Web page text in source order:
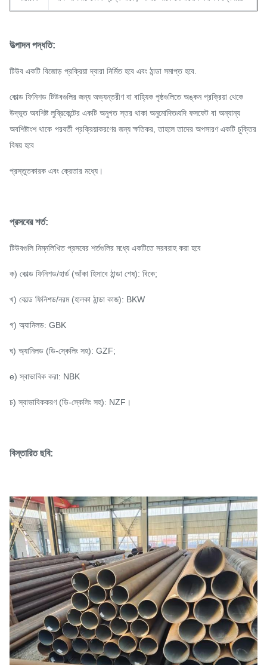
উত্পাদন পদ্ধতি:
টিউব একটি বিজোড় প্রক্রিয়া দ্বারা নির্মিত হবে এবং ঠান্ডা সমাপ্ত হবে.
কোল্ড ফিনিশড টিউবগুলির জন্য অভ্যন্তরীণ বা বাহ্যিক পৃষ্ঠগুলিতে অঙ্কন প্রক্রিয়া থেকে
উদ্ভূত অবশিষ্ট লুব্রিকেন্টের একটি অনুগত স্তর থাকা অনুমোদিত৷যদি ফসফেট বা অন্যান্য
অবশিষ্টাংশ থাকে পরবর্তী প্রক্রিয়াকরণের জন্য ক্ষতিকর, তাহলে তাদের অপসারণ একটি চুক্তির
বিষয় হবে
প্রস্তুতকারক এবং ক্রেতার মধ্যে।
প্রসবের শর্ত:
টিউবগুলি নিম্নলিখিত প্রসবের শর্তগুলির মধ্যে একটিতে সরবরাহ করা হবে
ক) কোল্ড ফিনিশড/হার্ড (আঁকা হিসাবে ঠান্ডা শেষ): বিকে;
খ) কোল্ড ফিনিশড/নরম (হালকা ঠান্ডা কাজ): BKW
গ) অ্যানিলড: GBK
ঘ) অ্যানিলড (ডি-স্কেলিং সহ): GZF;
e) স্বাভাবিক করা: NBK
চ) স্বাভাবিককরণ (ডি-স্কেলিং সহ): NZF।
বিস্তারিত ছবি: